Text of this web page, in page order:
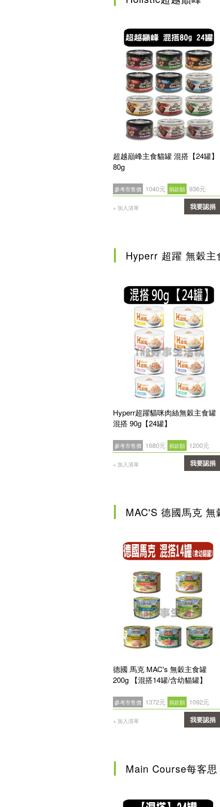
超越巔峰主食貓罐 混搭【24罐】
80g
參考市售價 1040元 捐款額 936元
+ 加入清單 我要認捐
Hyperr 超躍 無穀主
Hyperr超躍貓咪肉絲無穀主食罐
混搭 90g【24罐】
參考市售價 1680元 捐款額 1200元
+ 加入清單 我要認捐
MAC'S 德國馬克 無
德國 馬克 MAC's 無穀主食罐
200g 【混搭14罐/含幼貓罐】
參考市售價 1372元 捐款額 1092元
+ 加入清單 我要認捐
Main Course每客思